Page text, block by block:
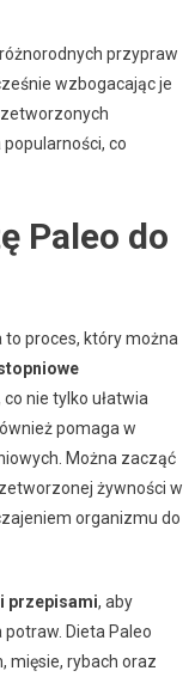
przypraw
wzbogacając je
co
Paleo do
proces, który można
co nie tylko ułatwia
pomaga w
Można zacząć
żywności w
organizmu do
przepisami, aby
Dieta Paleo
mięsie, rybach oraz